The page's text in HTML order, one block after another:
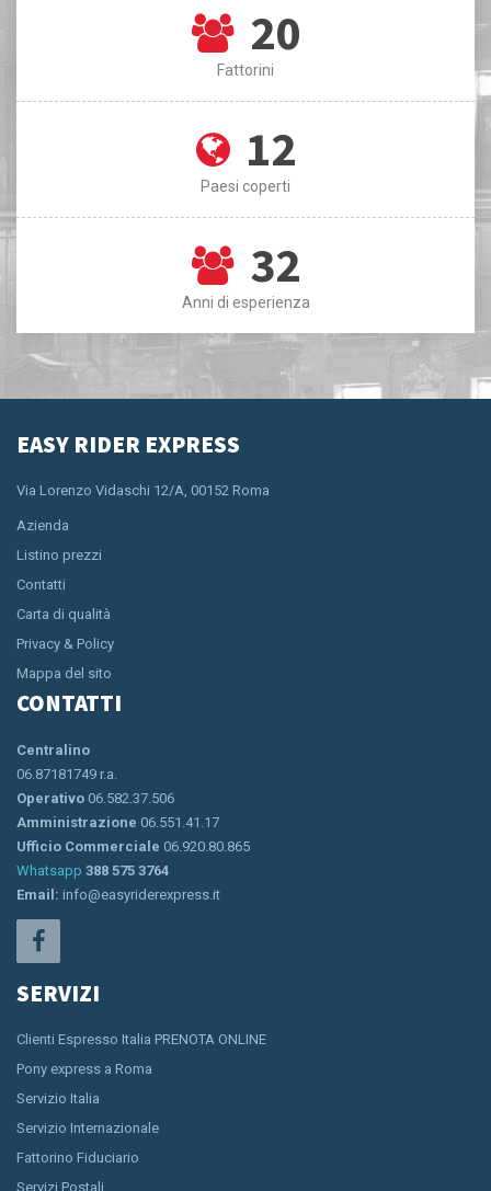
20
Fattorini
12
Paesi coperti
32
Anni di esperienza
EASY RIDER EXPRESS
Via Lorenzo Vidaschi 12/A, 00152 Roma
Azienda
Listino prezzi
Contatti
Carta di qualità
Privacy & Policy
Mappa del sito
CONTATTI
Centralino
06.87181749 r.a.
Operativo 06.582.37.506
Amministrazione 06.551.41.17
Ufficio Commerciale 06.920.80.865
Whatsapp 388 575 3764
Email: info@easyriderexpress.it
SERVIZI
Clienti Espresso Italia PRENOTA ONLINE
Pony express a Roma
Servizio Italia
Servizio Internazionale
Fattorino Fiduciario
Servizi Postali